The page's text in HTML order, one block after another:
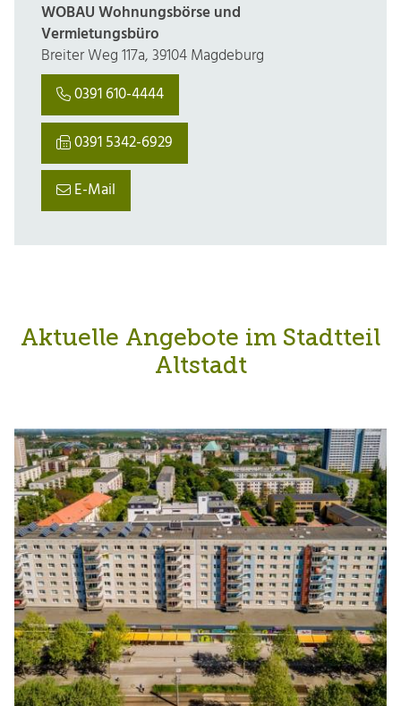
WOBAU Wohnungsbörse und
Vermietungsbüro
Breiter Weg 117a, 39104 Magdeburg
0391 610-4444
0391 5342-6929
E-Mail
Aktuelle Angebote im Stadtteil
Altstadt